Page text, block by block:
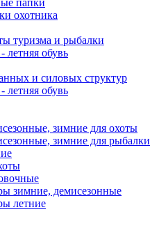
папки
охотника
туризма и рыбалки
летняя обувь
и силовых структур
летняя обувь
зимние для охоты
зимние для рыбалки
зимние, демисезонные
летние